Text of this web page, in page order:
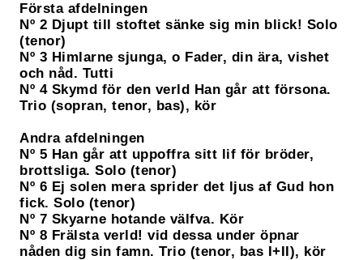
Första afdelningen
Nº 2 Djupt till stoftet sänke sig min blick! Solo
(tenor)
Nº 3 Himlarne sjunga, o Fader, din ära, vishet
och nåd. Tutti
Nº 4 Skymd för den verld Han går att försona.
Trio (sopran, tenor, bas), kör
Andra afdelningen
Nº 5 Han går att uppoffra sitt lif för bröder,
brottsliga. Solo (tenor)
Nº 6 Ej solen mera sprider det ljus af Gud hon
fick. Solo (tenor)
Nº 7 Skyarne hotande välfva. Kör
Nº 8 Frälsta verld! vid dessa under öpnar
nåden dig sin famn. Trio (tenor, bas I+II), kör